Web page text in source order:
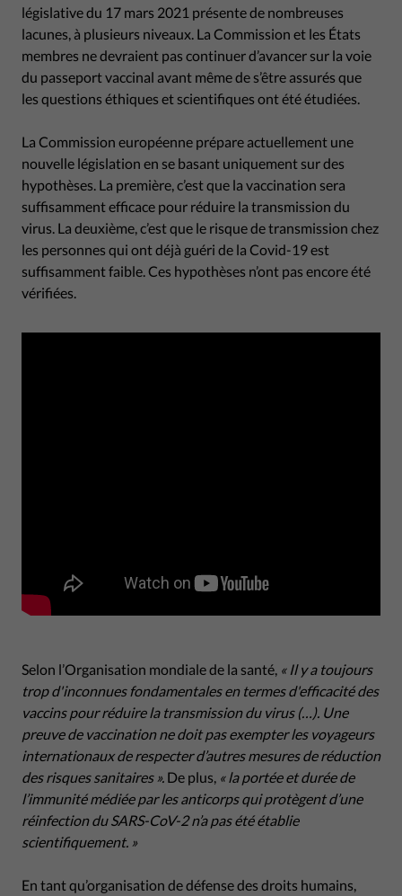
législative du 17 mars 2021 présente de nombreuses
lacunes, à plusieurs niveaux. La Commission et les États
membres ne devraient pas continuer d’avancer sur la voie
du passeport vaccinal avant même de s’être assurés que
les questions éthiques et scientifiques ont été étudiées.
La Commission européenne prépare actuellement une
nouvelle législation en se basant uniquement sur des
hypothèses. La première, c’est que la vaccination sera
suffisamment efficace pour réduire la transmission du
virus. La deuxième, c’est que le risque de transmission chez
les personnes qui ont déjà guéri de la Covid-19 est
suffisamment faible. Ces hypothèses n’ont pas encore été
vérifiées.
Selon l’Organisation mondiale de la santé, « Il y a toujours
trop d'inconnues fondamentales en termes d'efficacité des
vaccins pour réduire la transmission du virus (…). Une
preuve de vaccination ne doit pas exempter les voyageurs
internationaux de respecter d’autres mesures de réduction
des risques sanitaires ». De plus, « la portée et durée de
l’immunité médiée par les anticorps qui protègent d’une
réinfection du SARS-CoV-2 n’a pas été établie
scientifiquement. »
En tant qu’organisation de défense des droits humains,